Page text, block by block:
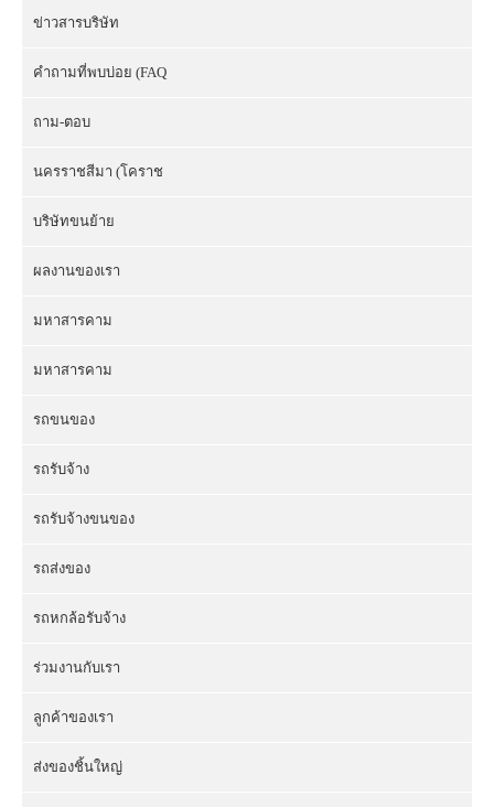
ข่าวสารบริษัท
คำถามที่พบบ่อย (FAQ
ถาม-ตอบ
นครราชสีมา (โคราช
บริษัทขนย้าย
ผลงานของเรา
มหาสารคาม
มหาสารคาม
รถขนของ
รถรับจ้าง
รถรับจ้างขนของ
รถส่งของ
รถหกล้อรับจ้าง
ร่วมงานกับเรา
ลูกค้าของเรา
ส่งของชิ้นใหญ่